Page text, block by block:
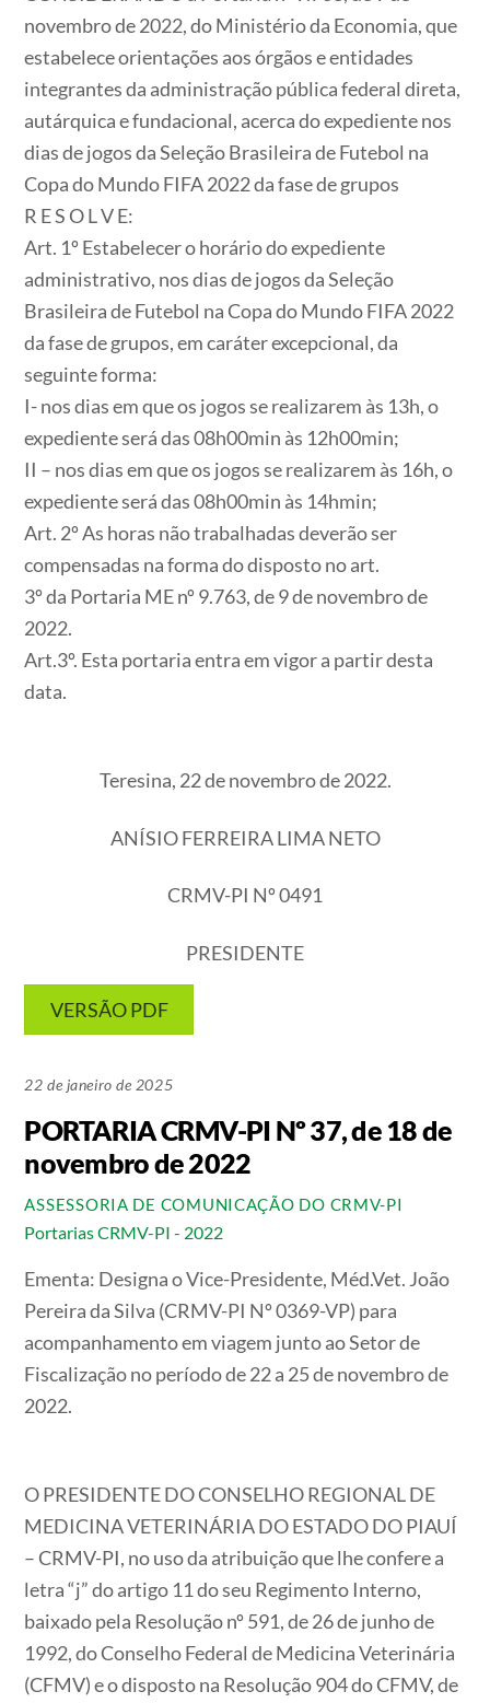
novembro de 2022, do Ministério da Economia, que
estabelece orientações aos órgãos e entidades
integrantes da administração pública federal direta,
autárquica e fundacional, acerca do expediente nos
dias de jogos da Seleção Brasileira de Futebol na
Copa do Mundo FIFA 2022 da fase de grupos
R E S O L V E:
Art. 1º Estabelecer o horário do expediente
administrativo, nos dias de jogos da Seleção
Brasileira de Futebol na Copa do Mundo FIFA 2022
da fase de grupos, em caráter excepcional, da
seguinte forma:
I- nos dias em que os jogos se realizarem às 13h, o
expediente será das 08h00min às 12h00min;
II – nos dias em que os jogos se realizarem às 16h, o
expediente será das 08h00min às 14hmin;
Art. 2ºAs horas não trabalhadas deverão ser
compensadas na forma do disposto no art.
3º da Portaria ME nº 9.763, de 9 de novembro de
2022.
Art.3º. Esta portaria entra em vigor a partir desta
data.
Teresina, 22 de novembro de 2022.
ANÍSIO FERREIRA LIMA NETO
CRMV-PI Nº 0491
PRESIDENTE
VERSÃO PDF
22 de janeiro de 2025
PORTARIA CRMV-PI Nº 37, de 18 de
novembro de 2022
ASSESSORIA DE COMUNICAÇÃO DO CRMV-PI
Portarias CRMV-PI - 2022
Ementa: Designa o Vice-Presidente, Méd.Vet. João
Pereira da Silva (CRMV-PI Nº 0369-VP) para
acompanhamento em viagem junto ao Setor de
Fiscalização no período de 22 a 25 de novembro de
2022.
O PRESIDENTE DO CONSELHO REGIONAL DE
MEDICINA VETERINÁRIA DO ESTADO DO PIAUÍ
– CRMV-PI, no uso da atribuição que lhe confere a
letra “j” do artigo 11 do seu Regimento Interno,
baixado pela Resolução nº 591, de 26 de junho de
1992, do Conselho Federal de Medicina Veterinária
(CFMV) e o disposto na Resolução 904 do CFMV, de